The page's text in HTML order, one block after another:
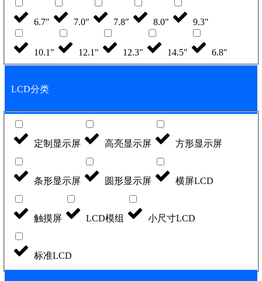
6.7″ 7.0″ 7.8″ 8.0" 9.3"
10.1" 12.1" 12.3" 14.5" 6.8″
LCD分类
定制显示屏 高亮显示屏 方形显示屏
条形显示屏 圆形显示屏 横屏LCD
触摸屏 LCD模组 小尺寸LCD
标准LCD